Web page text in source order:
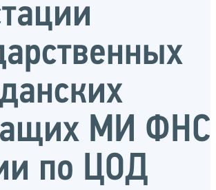
МИ ФНС
по ЦОД